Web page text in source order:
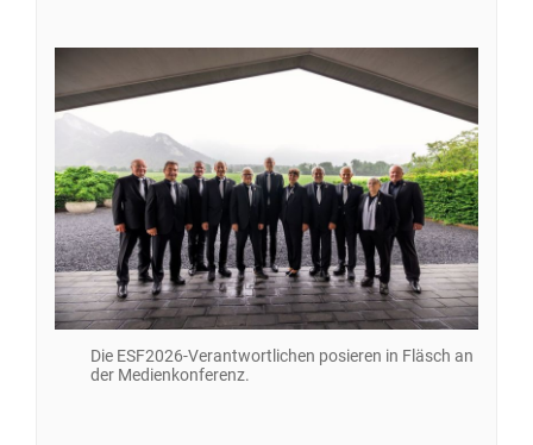
Die ESF2026-Verantwortlichen posieren in Fläsch an
der Medienkonferenz.